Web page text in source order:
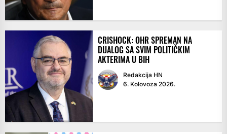
CRISHOCK: OHR SPREMAN NA
DIJALOG SA SVIM POLITIČKIM
AKTERIMA U BIH
Redakcija HN
6. Kolovoza 2026.